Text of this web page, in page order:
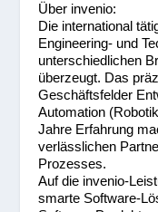
Über invenio:
Die international
Engineering- und
unterschiedlichen
überzeugt. Das
Geschäftsfelder
Automation
Jahre Erfahrung
verlässlichen
Prozesses.
Auf die invenio-
smarte Software-